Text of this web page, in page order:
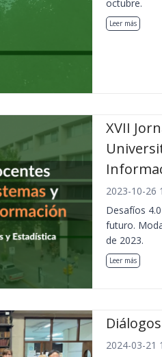
octubre.
Leer más
XVII
2023-10-26
Desafíos
futuro.
de 2023.
Leer más
2024-03-21